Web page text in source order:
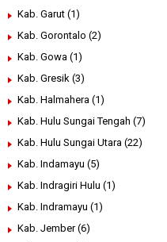
Kab. Garut (1)
Kab. Gorontalo (2)
Kab. Gowa (1)
Kab. Gresik (3)
Kab. Halmahera (1)
Kab. Hulu Sungai Tengah (7)
Kab. Hulu Sungai Utara (22)
Kab. Indamayu (5)
Kab. Indragiri Hulu (1)
Kab. Indramayu (1)
Kab. Jember (6)